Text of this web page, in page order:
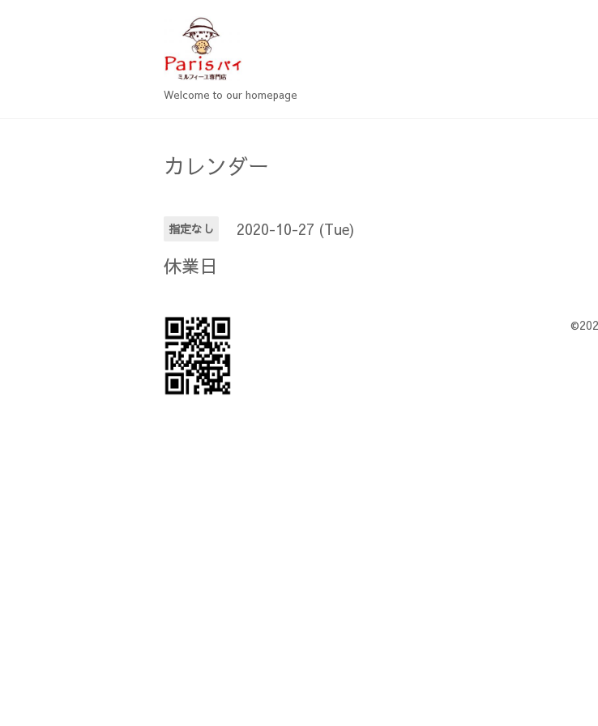
Welcome to our homepage
カレンダー
指定なし 2020-10-27 (Tue)
休業日